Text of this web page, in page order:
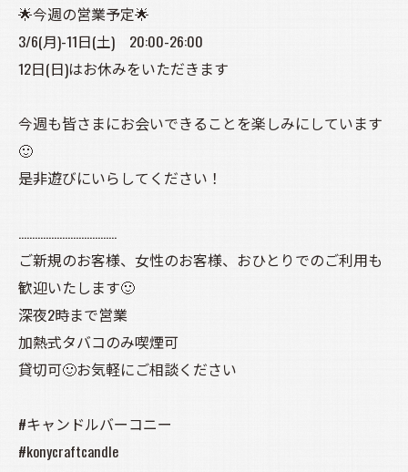
🌟今週の営業予定🌟
3/6(月)-11日(土) 20:00-26:00
12日(日)はお休みをいただきます
今週も皆さまにお会いできることを楽しみにしています
🙂
是非遊びにいらしてください！
………………………………
ご新規のお客様、女性のお客様、おひとりでのご利用も
歓迎いたします🙂
深夜2時まで営業
加熱式タバコのみ喫煙可
貸切可🙂お気軽にご相談ください
#キャンドルバーコニー
#konycraftcandle